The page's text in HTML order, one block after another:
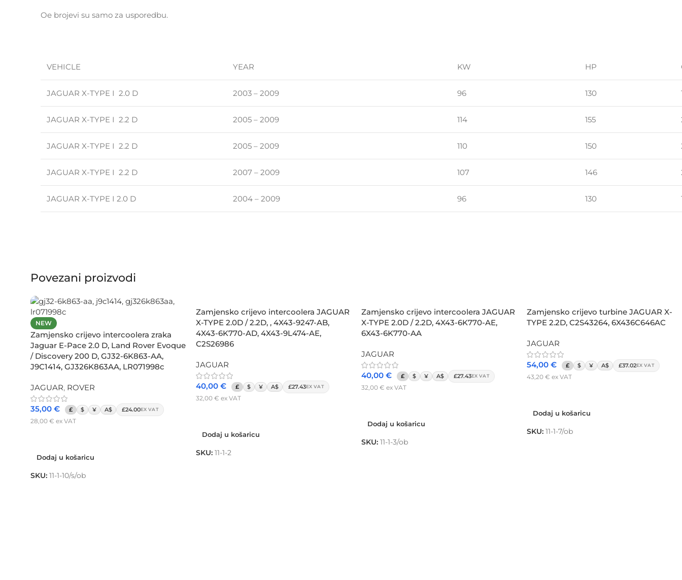
Oe brojevi su samo za usporedbu.
VEHICLE YEAR KW HP
JAGUAR X-TYPE I 2.0 D 2003 – 2009 96 130
JAGUAR X-TYPE I 2.2 D 2005 – 2009 114 155
JAGUAR X-TYPE I 2.2 D 2005 – 2009 110 150
JAGUAR X-TYPE I 2.2 D 2007 – 2009 107 146
JAGUAR X-TYPE I 2.0 D 2004 – 2009 96 130
Povezani proizvodi
NEW
Zamjensko crijevo intercoolera zraka
Jaguar E-Pace 2.0 D, Land Rover Evoque
/ Discovery 200 D, GJ32-6K863-AA,
J9C1414, GJ326K863AA, LR071998c
JAGUAR, ROVER
35,00 € £ $ ¥ A$ £24.00EX VAT
28,00 € ex VAT
Dodaj u košaricu
SKU: 11-1-10/s/ob
Zamjensko crijevo intercoolera JAGUAR
X-TYPE 2.0D / 2.2D, , 4X43-9247-AB,
4X43-6K770-AD, 4X43-9L474-AE,
C2S26986
JAGUAR
40,00 € £ $ ¥ A$ £27.43EX VAT
32,00 € ex VAT
Dodaj u košaricu
SKU: 11-1-2
Zamjensko crijevo intercoolera JAGUAR
X-TYPE 2.0D / 2.2D, 4X43-6K770-AE,
6X43-6K770-AA
JAGUAR
40,00 € £ $ ¥ A$ £27.43EX VAT
32,00 € ex VAT
Dodaj u košaricu
SKU: 11-1-3/ob
Zamjensko crijevo turbine JAGUAR X-
TYPE 2.2D, C2S43264, 6X436C646AC
JAGUAR
54,00 € £ $ ¥ A$ £37.02EX VAT
43,20 € ex VAT
Dodaj u košaricu
SKU: 11-1-7/ob